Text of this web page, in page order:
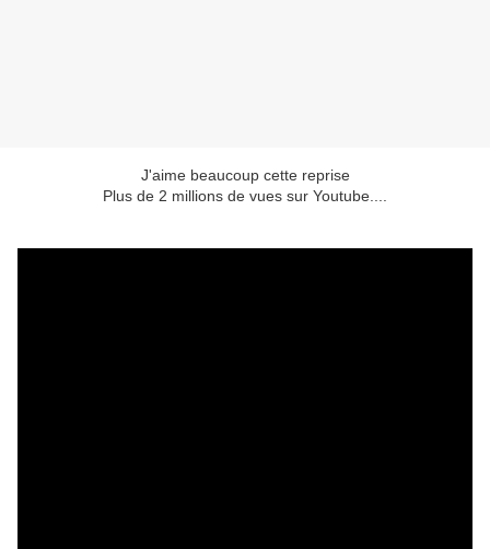
J'aime beaucoup cette reprise
Plus de 2 millions de vues sur Youtube....